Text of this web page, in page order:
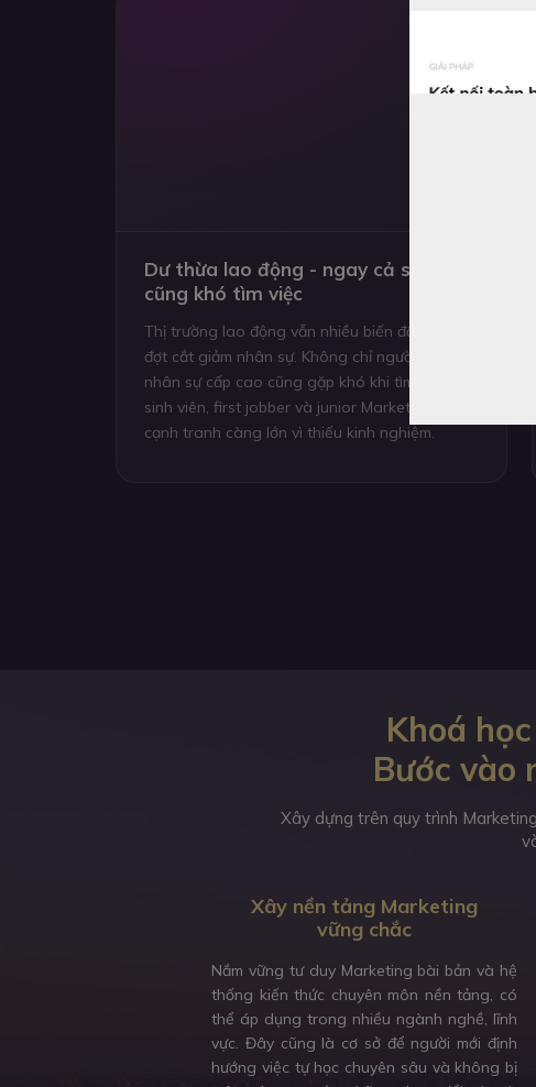
Dư thừa lao động - ngay cả senior
cũng khó tìm việc
Thị trường lao động vẫn nhiều biến động sau các
đợt cắt giảm nhân sự. Không chỉ người trẻ mà cả
nhân sự cấp cao cũng gặp khó khi tìm việc. Với
sinh viên, first jobber và junior Marketing, áp lực
cạnh tranh càng lớn vì thiếu kinh nghiệm.
Xây nền tảng Marketing
vững chắc
Nắm vững tư duy Marketing bài bản và hệ
thống kiến thức chuyên môn nền tảng, có
thể áp dụng trong nhiều ngành nghề, lĩnh
vực. Đây cũng là cơ sở để người mới định
hướng việc tự học chuyên sâu và không bị
Khoá
Bước vào
Xây dựng trên quy trình